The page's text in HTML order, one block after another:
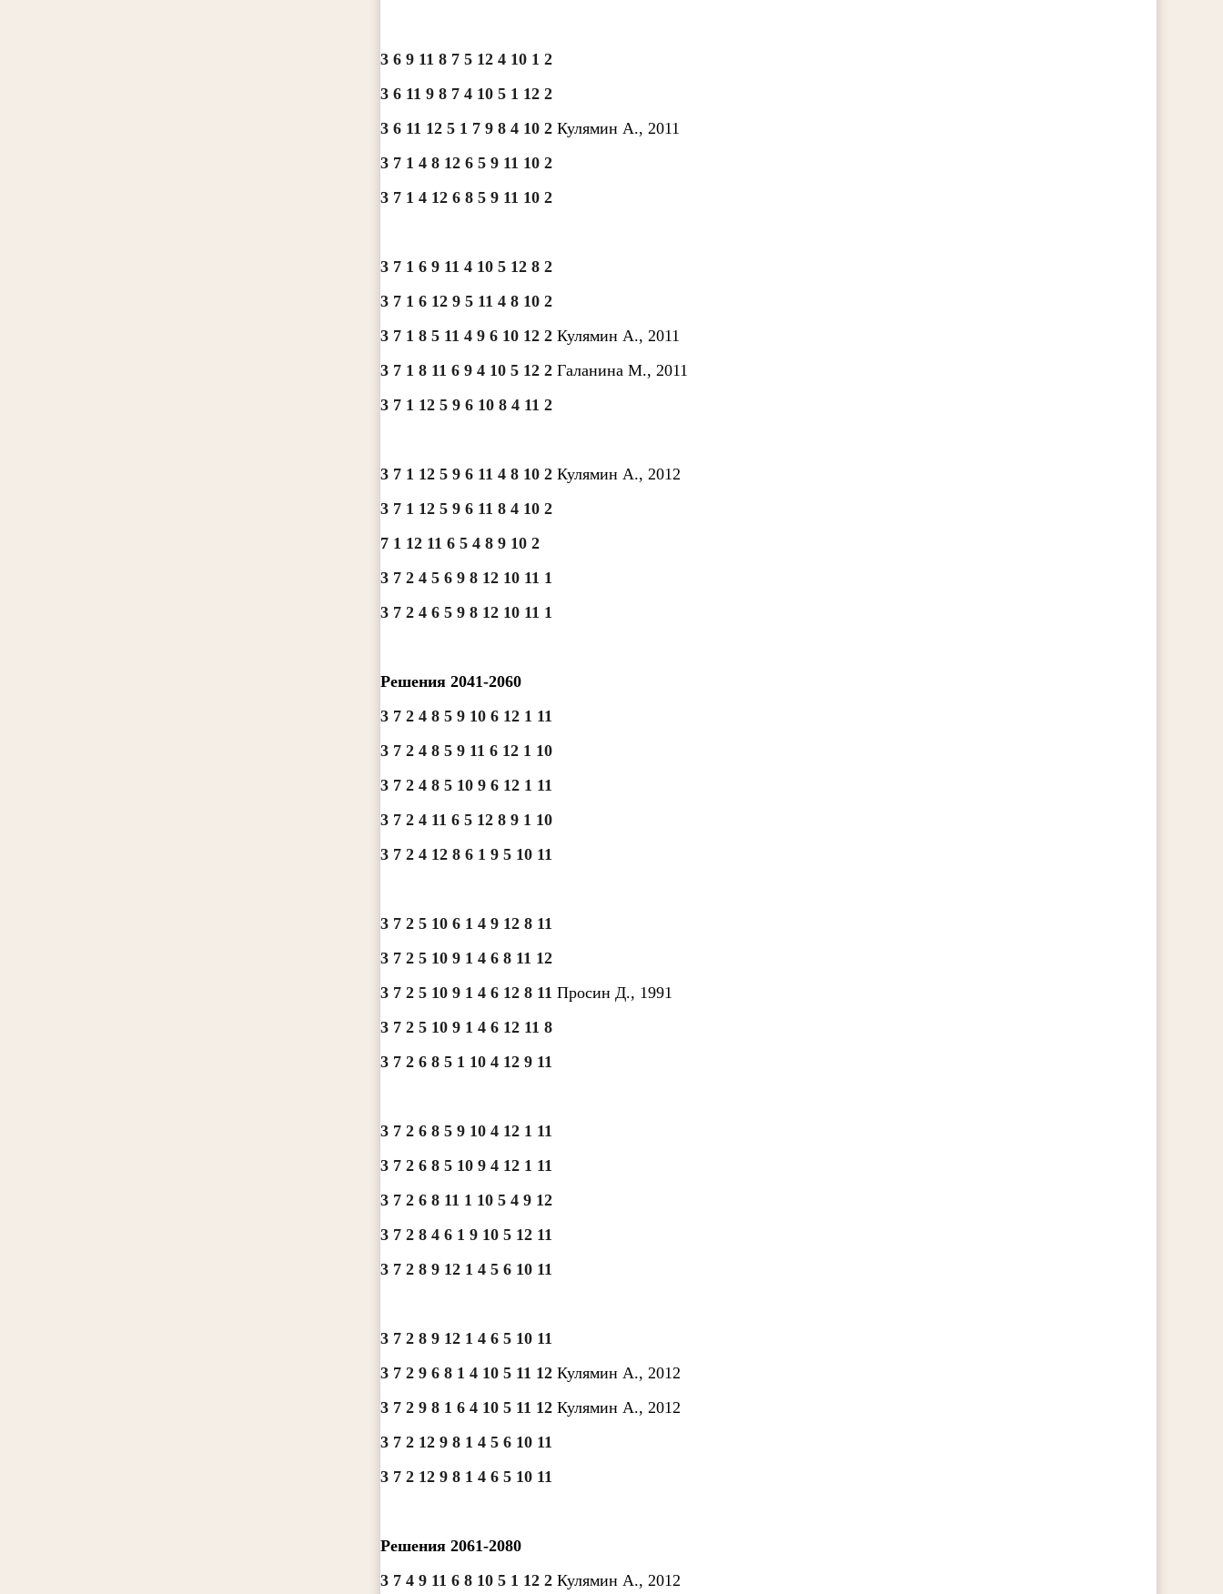
3 6 9 11 8 7 5 12 4 10 1 2
3 6 11 9 8 7 4 10 5 1 12 2
3 6 11 12 5 1 7 9 8 4 10 2 Кулямин А., 2011
3 7 1 4 8 12 6 5 9 11 10 2
3 7 1 4 12 6 8 5 9 11 10 2
3 7 1 6 9 11 4 10 5 12 8 2
3 7 1 6 12 9 5 11 4 8 10 2
3 7 1 8 5 11 4 9 6 10 12 2 Кулямин А., 2011
3 7 1 8 11 6 9 4 10 5 12 2 Галанина М., 2011
3 7 1 12 5 9 6 10 8 4 11 2
3 7 1 12 5 9 6 11 4 8 10 2 Кулямин А., 2012
3 7 1 12 5 9 6 11 8 4 10 2
7 1 12 11 6 5 4 8 9 10 2
3 7 2 4 5 6 9 8 12 10 11 1
3 7 2 4 6 5 9 8 12 10 11 1
Решения 2041-2060
3 7 2 4 8 5 9 10 6 12 1 11
3 7 2 4 8 5 9 11 6 12 1 10
3 7 2 4 8 5 10 9 6 12 1 11
3 7 2 4 11 6 5 12 8 9 1 10
3 7 2 4 12 8 6 1 9 5 10 11
3 7 2 5 10 6 1 4 9 12 8 11
3 7 2 5 10 9 1 4 6 8 11 12
3 7 2 5 10 9 1 4 6 12 8 11 Просин Д., 1991
3 7 2 5 10 9 1 4 6 12 11 8
3 7 2 6 8 5 1 10 4 12 9 11
3 7 2 6 8 5 9 10 4 12 1 11
3 7 2 6 8 5 10 9 4 12 1 11
3 7 2 6 8 11 1 10 5 4 9 12
3 7 2 8 4 6 1 9 10 5 12 11
3 7 2 8 9 12 1 4 5 6 10 11
3 7 2 8 9 12 1 4 6 5 10 11
3 7 2 9 6 8 1 4 10 5 11 12 Кулямин А., 2012
3 7 2 9 8 1 6 4 10 5 11 12 Кулямин А., 2012
3 7 2 12 9 8 1 4 5 6 10 11
3 7 2 12 9 8 1 4 6 5 10 11
Решения 2061-2080
3 7 4 9 11 6 8 10 5 1 12 2 Кулямин А., 2012